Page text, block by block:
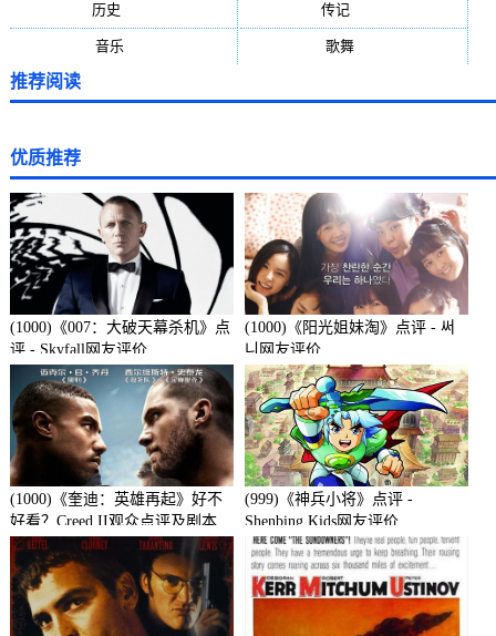
历史 传记
音乐 歌舞(81)
推荐阅读
优质推荐
(1000)《007：大破天幕杀机》点
评 - Skyfall网友评价
(1000)《阳光姐妹淘》点评 - 써
니网友评价
(1000)《奎迪：英雄再起》好不
好看？Creed II观众点评及剧本
(999)《神兵小将》点评 -
Shenbing Kids网友评价